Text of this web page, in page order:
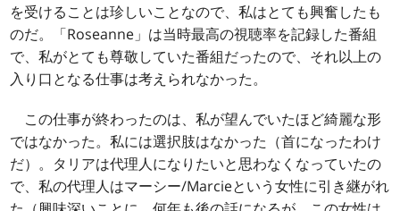
を受けることは珍しいことなので、私はとても興奮したも
のだ。「Roseanne」は当時最高の視聴率を記録した番組
で、私がとても尊敬していた番組だったので、それ以上の
入り口となる仕事は考えられなかった。
この仕事が終わったのは、私が望んでいたほど綺麗な形
ではなかった。私には選択肢はなかった（首になったわけ
だ）。タリアは代理人になりたいと思わなくなっていたの
で、私の代理人はマーシー/Marcieという女性に引き継がれ